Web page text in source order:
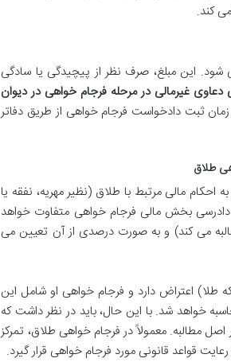
کند.
شود. این مبلغ، صرف نظر از پیچیدگی یا سادگی
دعاوی غیرمالی در مرحله فرجام خواهی در دیوان
زمان ثبت دادخواست فرجام خواهی از طریق دفاتر
طلاق
مالی مرتبط با طلاق (نظیر مهریه، نفقه یا
بخش مالی فرجام خواهی متفاوت خواهد
می کند) و به صورت درصدی از آن تعیین می
مثال، اگر فردی به میزان مهریه ای که دادگاه برای او تعیین کرده (مثلاً ۱۰۰۰ سکه طلا) اعتراض دارد و فرجام خواهی او شامل این
خواهد شد. با این حال، باید در نظر داشت که
مطالبه. معمولاً در فرجام خواهی طلاق، تمرکز
قواعد قانونی مورد فرجام خواهی قرار گیرد.